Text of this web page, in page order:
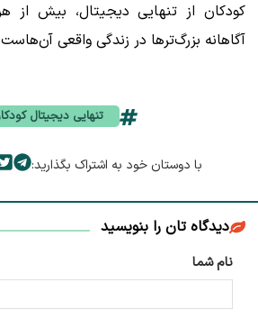
کودکان از تنهایی دیجیتال، بیش از
آگاهانه بزرگ‌ترها در زندگی واقعی
تنهایی دیجیتال
با دوستان خود به اشتراک بگذارید:
دیدگاه تان را بنویسید
نام شما